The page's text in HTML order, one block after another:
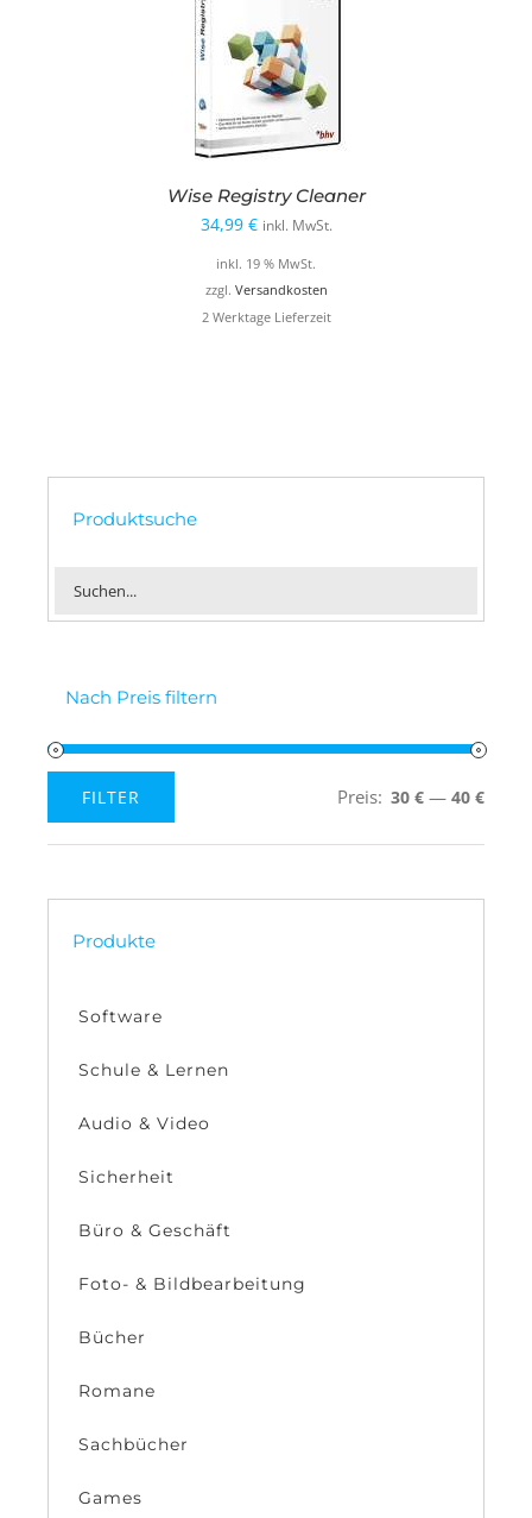
Wise Registry Cleaner
34,99 € inkl. MwSt.
inkl. 19 % MwSt.
zzgl. Versandkosten
2 Werktage Lieferzeit
Produktsuche
Nach Preis filtern
Preis
Preis
FILTER Preis: 30 € — 40 €
Produkte
Software
Schule & Lernen
Audio & Video
Sicherheit
Büro & Geschäft
Foto- & Bildbearbeitung
Bücher
Romane
Sachbücher
Games